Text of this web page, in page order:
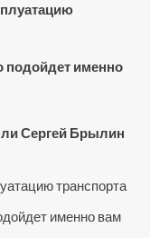
подойдет именно
Сергей Брылин
транспорта
именно вам